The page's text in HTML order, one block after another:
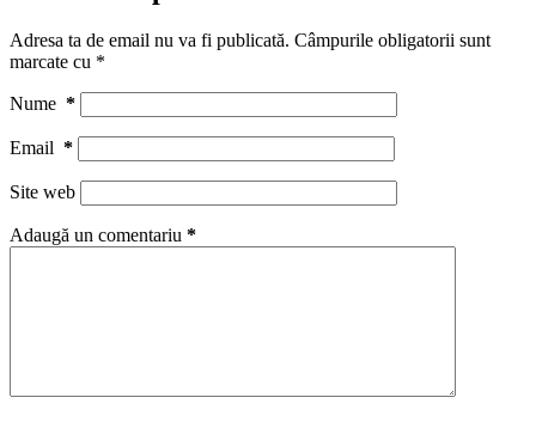
Adresa ta de email nu va fi publicată. Câmpurile obligatorii sunt
marcate cu *
Nume *
Email *
Site web
Adaugă un comentariu *